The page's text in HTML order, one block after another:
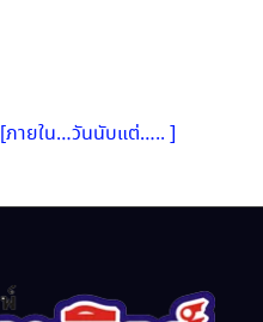
[ภายใน…วันนับแต่….. ]